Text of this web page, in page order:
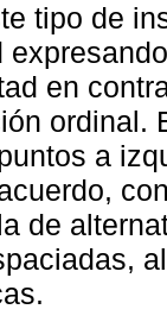
tipo de
en
ordinal.
a
de